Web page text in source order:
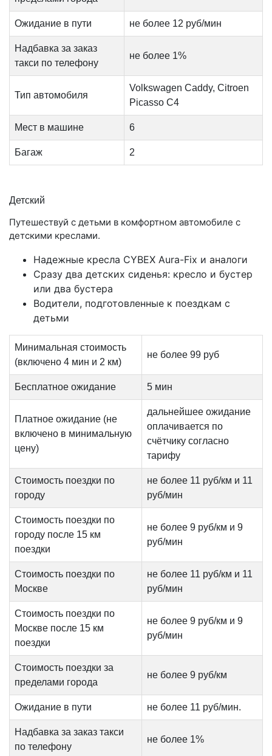
Ожидание в пути не более 12 руб/мин
Надбавка за заказ
такси по телефону
не более 1%
Тип автомобиля
Volkswagen Caddy, Citroen
Picasso C4
Мест в машине 6
Багаж 2
Детский
Путешествуй с детьми в комфортном автомобиле с
детскими креслами.
Надежные кресла CYBEX Aura-Fix и аналоги
Сразу два детских сиденья: кресло и бустер
или два бустера
Водители, подготовленные к поездкам с
детьми
Минимальная стоимость
(включено 4 мин и 2 км)
не более 99 руб
Бесплатное ожидание 5 мин
Платное ожидание (не
включено в минимальную
цену)
дальнейшее ожидание
оплачивается по
счётчику согласно
тарифу
Стоимость поездки по
городу
не более 11 руб/км и 11
руб/мин
Стоимость поездки по
городу после 15 км
поездки
не более 9 руб/км и 9
руб/мин
Стоимость поездки по
Москве
не более 11 руб/км и 11
руб/мин
Стоимость поездки по
Москве после 15 км
поездки
не более 9 руб/км и 9
руб/мин
Стоимость поездки за
пределами города
не более 9 руб/км
Ожидание в пути не более 11 руб/мин.
Надбавка за заказ такси
по телефону
не более 1%